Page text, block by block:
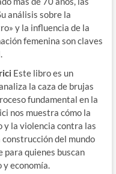
análisis sobre la
y la influencia de la
femenina son claves
Este libro es un
la caza de brujas
fundamental en la
nos muestra cómo la
la violencia contra las
del mundo
para quienes buscan
economía.